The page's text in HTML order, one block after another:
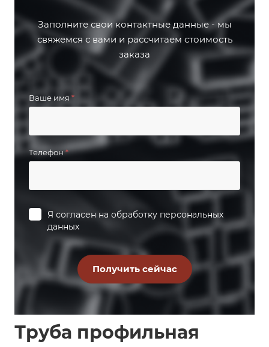
Заполните свои контактные данные - мы
свяжемся с вами и рассчитаем стоимость
заказа
Ваше имя *
Телефон*
Я согласен на обработку персональных
данных
Труба профильная